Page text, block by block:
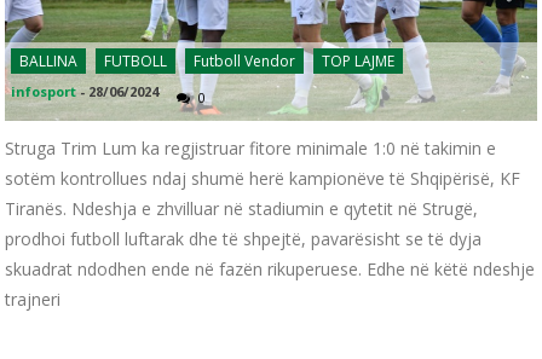
BALLINA FUTBOLL Futboll Vendor TOP LAJME
infosport -28/06/2024 0
Struga Trim Lum ka regjistruar fitore minimale 1:0 në takimin e
sotëm kontrollues ndaj shumë herë kampionëve të Shqipërisë, KF
Tiranës. Ndeshja e zhvilluar në stadiumin e qytetit në Strugë,
prodhoi futboll luftarak dhe të shpejtë, pavarësisht se të dyja
skuadrat ndodhen ende në fazën rikuperuese. Edhe në këtë ndeshje
trajneri